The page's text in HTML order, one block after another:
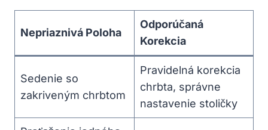
Nepriaznivá Poloha
Odporúčaná
Korekcia
Sedenie so
zakriveným chrbtom
Pravidelná korekcia
chrbta, správne
nastavenie stoličky